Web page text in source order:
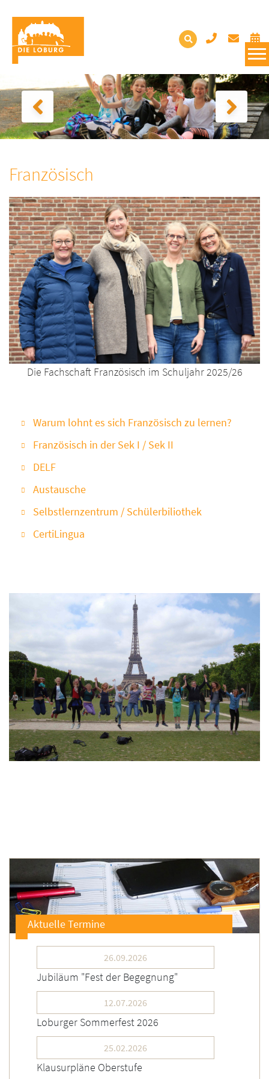
Französisch
Die Fachschaft Französisch im Schuljahr2025/26
Warum lohnt es sich Französisch zu lernen?
Französisch in der Sek I / Sek II
DELF
Austausche
Selbstlernzentrum / Schülerbiliothek
CertiLingua
Aktuelle Termine
26.09.2026
Jubiläum "Fest der Begegnung"
12.07.2026
Loburger Sommerfest 2026
25.02.2026
Klausurpläne Oberstufe